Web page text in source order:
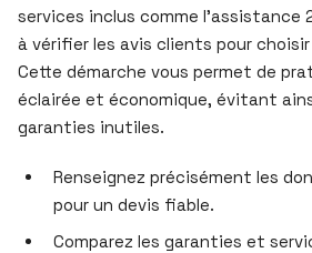
services inclus comme l’assistance
à vérifier les avis clients pour
Cette démarche vous permet de
éclairée et économique, évitant
garanties inutiles.
Renseignez précisément les
pour un devis fiable.
Comparez les garanties et